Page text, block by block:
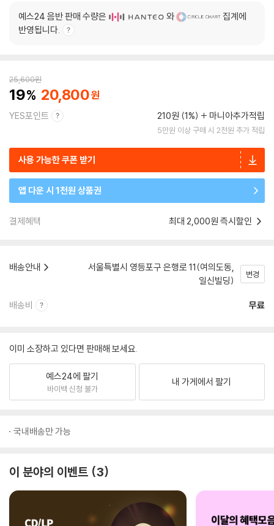
예스24 음반 판매 수량은 와
집계에
반영됩니다.
25,600원
19 20,800
YES포인트 210원 (1%) 마니아추가적립
5만원 이상 구매 시 2천원 추가 적립
사용 가능한 쿠폰 받기
앱 다운 시 1천원 상품권
결제혜택 최대 2,000원 즉시할인
배송안내
서울특별시 영등포구 은행로 11(여의도동,
일신빌딩)
변경
배송비 무료
이미 소장하고 있다면 판매해 보세요.
예스24에 팔기
바이백 신청 불가
내 가게에서 팔기
국내배송만 가능
이 분야의 이벤트 3